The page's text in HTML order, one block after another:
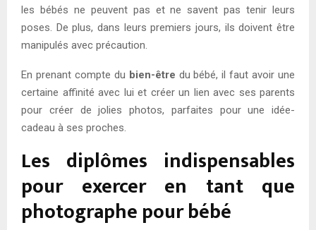
les bébés ne peuvent pas et ne savent pas tenir leurs
poses. De plus, dans leurs premiers jours, ils doivent être
manipulés avec précaution.
En prenant compte du bien-être du bébé, il faut avoir une
certaine affinité avec lui et créer un lien avec ses parents
pour créer de jolies photos, parfaites pour une idée-
cadeau à ses proches.
Les diplômes indispensables
pour exercer en tant que
photographe pour bébé